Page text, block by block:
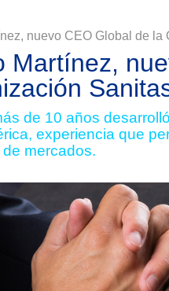
nuevo CEO Global de la
Martínez,
de 10 años
experiencia que
mercados.